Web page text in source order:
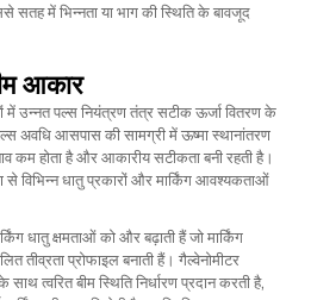
में भिन्नता या भाग की स्थिति के बावजूद
आकार
उन्नत पल्स नियंत्रण तंत्र सटीक ऊर्जा वितरण के
अवधि आसपास की सामग्री में ऊष्मा स्थानांतरण
कम होता है और आकारीय सटीकता बनी रहती है।
से विभिन्न धातु प्रकारों और मार्किंग आवश्यकताओं
धातु क्षमताओं को और बढ़ाती हैं जो मार्किंग
प्रोफाइल बनाती हैं। गैल्वेनोमीटर
त्वरित बीम स्थिति निर्धारण प्रदान करती है,